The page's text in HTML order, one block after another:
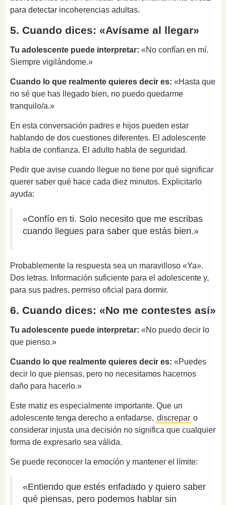
para detectar incoherencias adultas.
5. Cuando dices: «Avísame al llegar»
Tu adolescente puede interpretar: «No confían en mí.
Siempre vigilándome.»
Cuando lo que realmente quieres decir es: «Hasta que
no sé que has llegado bien, no puedo quedarme
tranquilo/a.»
En esta conversación padres e hijos pueden estar
hablando de dos cuestiones diferentes. El adolescente
habla de confianza. El adulto habla de seguridad.
Pedir que avise cuando llegue no tiene por qué significar
querer saber qué hace cada diez minutos. Explicitarlo
ayuda:
«Confío en ti. Solo necesito que me escribas
cuando llegues para saber que estás bien.»
Probablemente la respuesta sea un maravilloso «Ya».
Dos letras. Información suficiente para el adolescente y,
para sus padres, permiso oficial para dormir.
6. Cuando dices: «No me contestes así»
Tu adolescente puede interpretar: «No puedo decir lo
que pienso.»
Cuando lo que realmente quieres decir es: «Puedes
decir lo que piensas, pero no necesitamos hacernos
daño para hacerlo.»
Este matiz es especialmente importante. Que un
adolescente tenga derecho a enfadarse, discrepar o
considerar injusta una decisión no significa que cualquier
forma de expresarlo sea válida.
Se puede reconocer la emoción y mantener el límite:
«Entiendo que estés enfadado y quiero saber
qué piensas, pero podemos hablar sin